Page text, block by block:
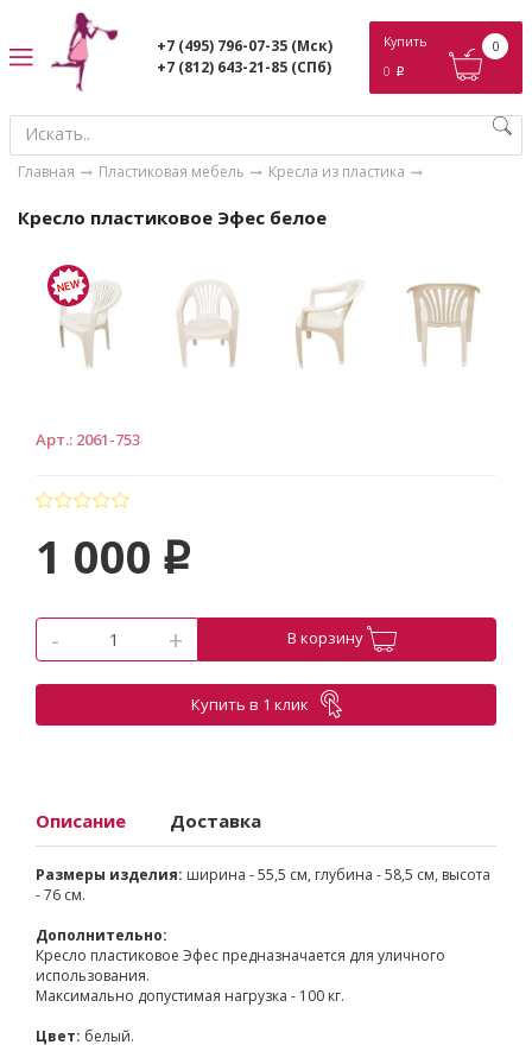
+7 (495) 796-07-35 (Мск)
+7 (812) 643-21-85 (СПб)
Купить
0 p
0
Главная Пластиковая мебель Кресла из пластика
Кресло пластиковое Эфес белое
Арт.: 2061-753
1 000 p
- + В корзину
Купить в 1 клик
Описание Доставка
Размеры изделия: ширина - 55,5 см, глубина - 58,5 см, высота
- 76 см.
Дополнительно:
Кресло пластиковое Эфес предназначается для уличного
использования.
Максимально допустимая нагрузка - 100 кг.
Цвет: белый.